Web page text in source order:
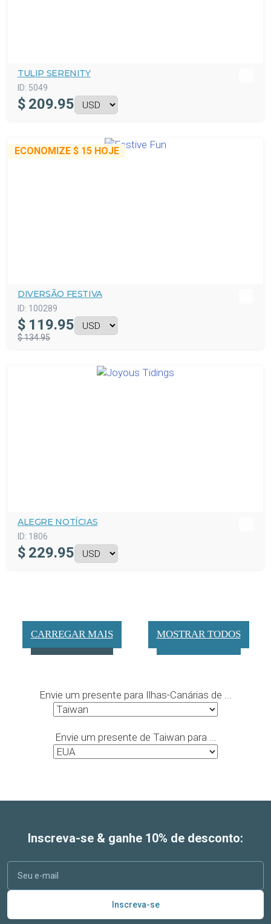
TULIP SERENITY
ID: 5049
$ 209.95
ECONOMIZE $ 15 HOJE
DIVERSÃO FESTIVA
ID: 100289
$ 119.95
$ 134.95
ALEGRE NOTÍCIAS
ID: 1806
$ 229.95
CARREGAR MAIS MOSTRAR TODOS
Envie um presente para Ilhas-Canárias de ...
Envie um presente de Taiwan para ...
Inscreva-se & ganhe 10% de desconto:
Inscreva-se